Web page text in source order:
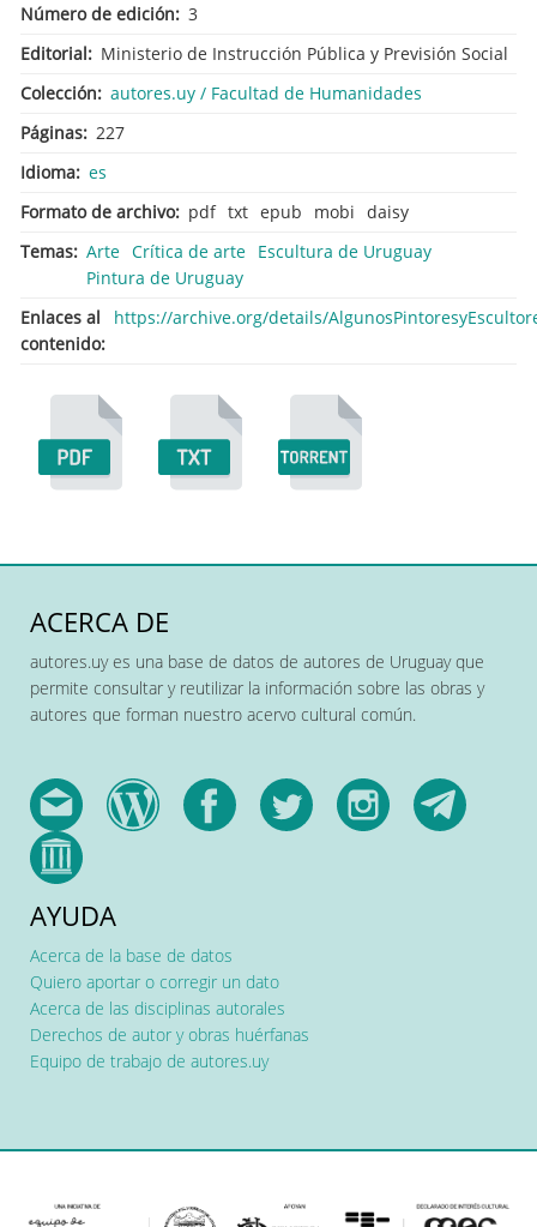
Número de edición
3
Editorial
Ministerio de Instrucción Pública y Previsión Social
Colección
autores.uy / Facultad de Humanidades
Páginas
227
Idioma es
Formato de archivo
pdf txt epub mobi daisy
Temas Arte Crítica de arte Escultura de Uruguay
Pintura de Uruguay
Enlaces al
contenido
https://archive.org/details/
ACERCA DE
autores.uy es una base de datos de autores de Uruguay que
permite consultar y reutilizar la información sobre las obras y
autores que forman nuestro acervo cultural común.
AYUDA
Acerca de la base de datos
Quiero aportar o corregir un dato
Acerca de las disciplinas autorales
Derechos de autor y obras huérfanas
Equipo de trabajo de autores.uy